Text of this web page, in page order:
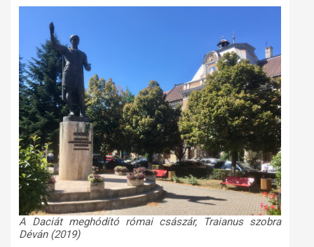
A Daciát meghódító római császár, Traianus szobra
Déván (2019)